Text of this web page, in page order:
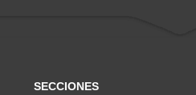
SECCIONES